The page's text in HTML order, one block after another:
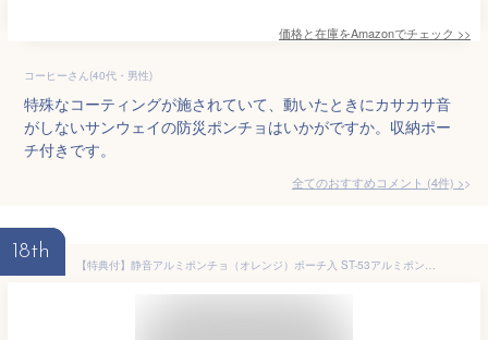
価格と在庫をAmazonでチェック >>
コーヒーさん(40代・男性)
特殊なコーティングが施されていて、動いたときにカサカサ音
がしないサンウェイの防災ポンチョはいかがですか。収納ポー
チ付きです。
全てのおすすめコメント (4件) >
18th
【特典付】静音アルミポンチョ（オレンジ）ポーチ入 ST-53アルミポンチョ 寝袋 シュラフ 豪雨 台風 集中豪雨 寝ぶくろ 防災用品 冬用 ぼうさい 防寒シート 防災グッズ 防水 アウトドア 防寒 震災グッズ 防災 ネブクロ ポンチョ 非常用 アルミシート 災害